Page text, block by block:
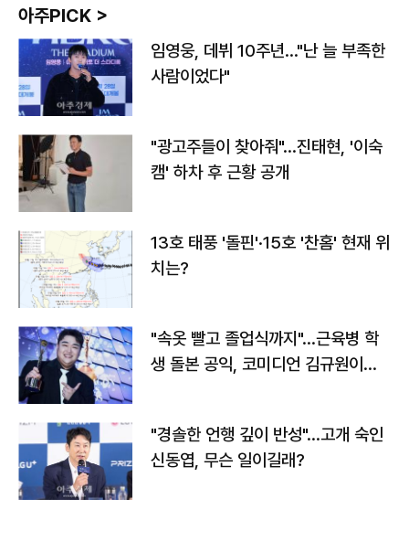
아주PICK >
임영웅, 데뷔 10주년…"난 늘 부족한
사람이었다"
"광고주들이 찾아줘"…진태현, '이숙
캠' 하차 후 근황 공개
13호 태풍 '돌핀'·15호 '찬홈' 현재 위
치는?
"속옷 빨고 졸업식까지"…근육병 학
생 돌본 공익, 코미디언 김규원이었
"경솔한 언행 깊이 반성"…고개 숙인
신동엽, 무슨 일이길래?